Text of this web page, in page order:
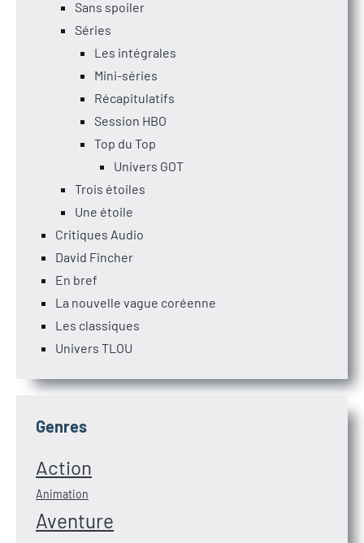
Sans spoiler
Séries
Les intégrales
Mini-séries
Récapitulatifs
Session HBO
Top du Top
Univers GOT
Trois étoiles
Une étoile
Critiques Audio
David Fincher
En bref
La nouvelle vague coréenne
Les classiques
Univers TLOU
Genres
Action
Animation
Aventure